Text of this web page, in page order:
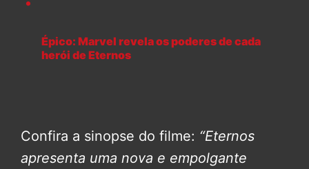
Épico: Marvel revela os poderes de cada
herói de Eternos
Confira a sinopse do filme: “Eternos
apresenta uma nova e empolgante